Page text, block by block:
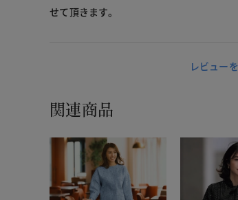
せて頂きます。
レビュー
関連商品